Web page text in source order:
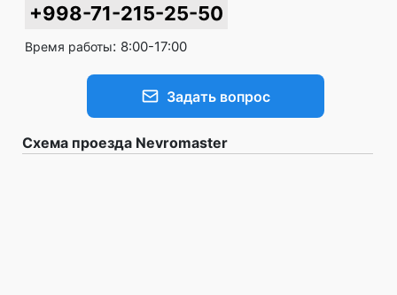
+998-71-215-25-50
Время работы: 8:00-17:00
Задать вопрос
Схема проезда Nevromaster